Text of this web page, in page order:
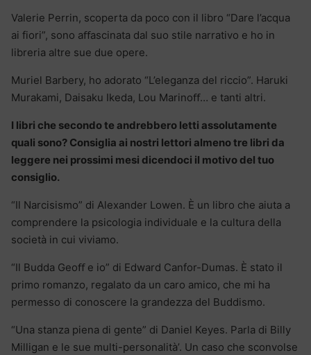
Valerie Perrin, scoperta da poco con il libro “Dare l’acqua
ai fiori”, sono aﬀascinata dal suo stile narrativo e ho in
libreria altre sue due opere.
Muriel Barbery, ho adorato “L’eleganza del riccio”. Haruki
Murakami, Daisaku Ikeda, Lou Marinoﬀ… e tanti altri.
I libri che secondo te andrebbero letti assolutamente
quali sono? Consiglia ai nostri lettori almeno tre libri da
leggere nei prossimi mesi dicendoci il motivo del tuo
consiglio.
“Il Narcisismo” di Alexander Lowen. È un libro che aiuta a
comprendere la psicologia individuale e la cultura della
società in cui viviamo.
“Il Budda Geoﬀ e io” di Edward Canfor-Dumas. È stato il
primo romanzo, regalato da un caro amico, che mi ha
permesso di conoscere la grandezza del Buddismo.
“Una stanza piena di gente” di Daniel Keyes. Parla di Billy
Milligan e le sue multi-personalità’. Un caso che sconvolse